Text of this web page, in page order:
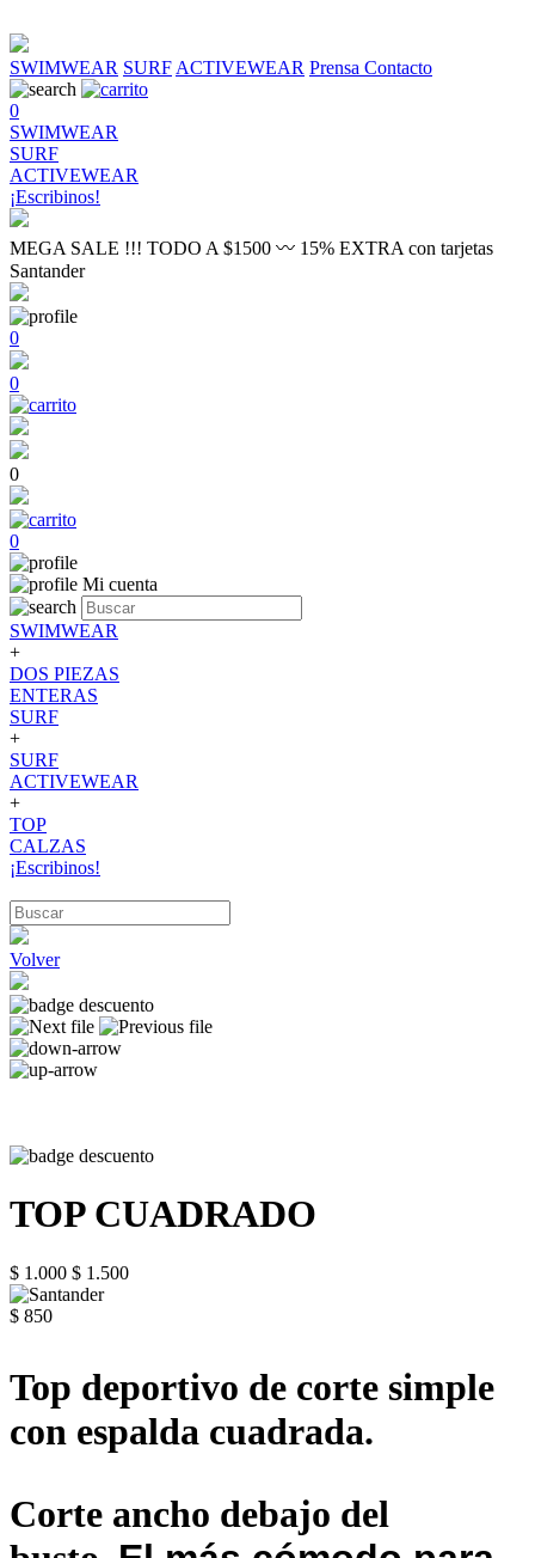
SWIMWEAR SURF ACTIVEWEAR Prensa Contacto
0
SWIMWEAR
SURF
ACTIVEWEAR
¡Escribinos!
MEGA SALE !!! TODO A $1500 〰 15% EXTRA con tarjetas
Santander
0
0
0
0
Mi cuenta
SWIMWEAR
+
DOS PIEZAS
ENTERAS
SURF
+
SURF
ACTIVEWEAR
+
TOP
CALZAS
¡Escribinos!
Volver
TOP CUADRADO
$ 1.000 $ 1.500
$ 850
Top deportivo de corte simple
con espalda cuadrada.
Corte ancho debajo del